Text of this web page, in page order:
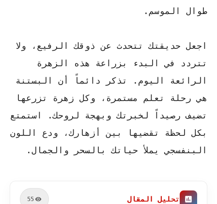
طوال الموسم.
اجعل حديقتك تتحدث عن ذوقك الرفيع، ولا
تتردد في البدء بزراعة هذه الزهرة
الرائعة اليوم. تذكر دائماً أن البستنة
هي رحلة تعلم مستمرة، وكل زهرة تزرعها
تضيف رصيداً لخبرتك وبهجة لروحك. استمتع
بكل لحظة تقضيها بين أزهارك، ودع اللون
البنفسجي يملأ حياتك بالسحر والجمال.
تحليل المقال 55